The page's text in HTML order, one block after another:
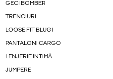
GECI BOMBER
TRENCIURI
LOOSE FIT BLUGI
PANTALONI CARGO
LENJERIE INTIMĂ
JUMPERE